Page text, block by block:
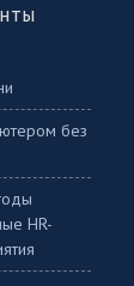
без
HR-